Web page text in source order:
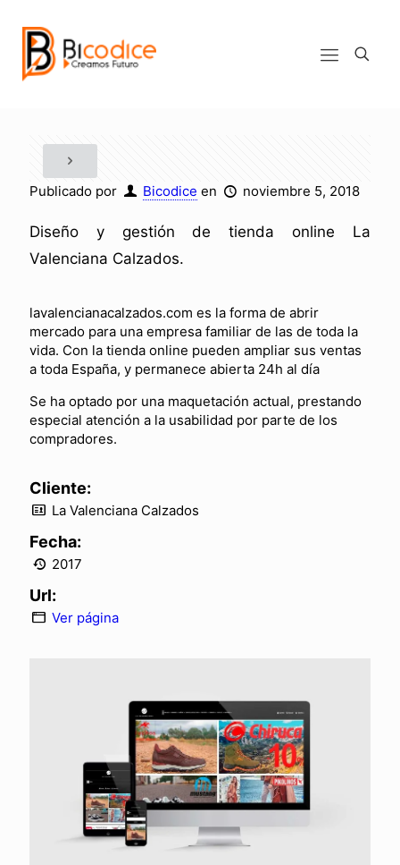
Publicado por Bicodice en noviembre 5, 2018
Diseño y gestión de tienda online La
Valenciana Calzados.
lavalencianacalzados.com es la forma de abrir
mercado para una empresa familiar de las de toda la
vida. Con la tienda online pueden ampliar sus ventas
a toda España, y permanece abierta 24h al día
Se ha optado por una maquetación actual, prestando
especial atención a la usabilidad por parte de los
compradores.
Cliente:
La Valenciana Calzados
Fecha:
2017
Url:
Ver página